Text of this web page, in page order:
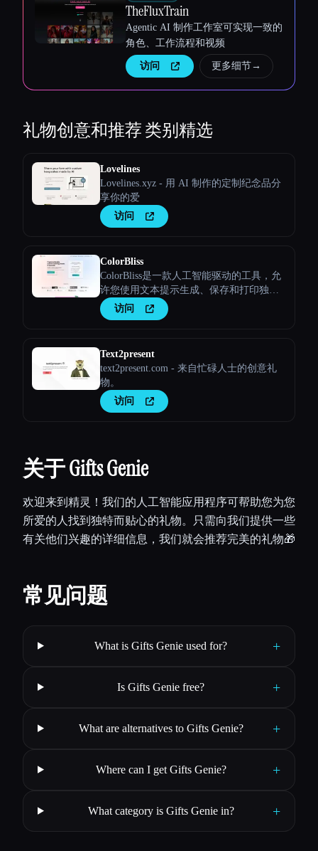
TheFluxTrain
Agentic AI 制作工作室可实现一致的
角色、工作流程和视频
访问 更多细节→
礼物创意和推荐类别精选
Lovelines
Lovelines.xyz - 用 AI 制作的定制纪念品分
享你的爱
访问
ColorBliss
ColorBliss是一款人工智能驱动的工具，允
许您使用文本提示生成、保存和打印独特
的自定义着色表，从照片甚至自己的照片
中进行转换。
访问
Text2present
text2present.com - 来自忙碌人士的创意礼
物。
访问
关于 Gifts Genie
欢迎来到精灵！我们的人工智能应用程序可帮助您为您
所爱的人找到独特而贴心的礼物。只需向我们提供一些
有关他们兴趣的详细信息，我们就会推荐完美的礼物🎁
常见问题
What is Gifts Genie used for? +
Is Gifts Genie free? +
What are alternatives to Gifts Genie? +
Where can I get Gifts Genie? +
What category is Gifts Genie in? +